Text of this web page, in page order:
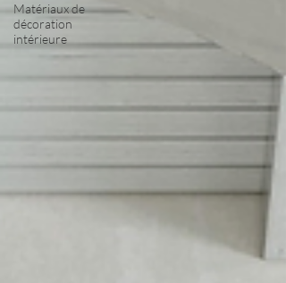
Matériaux de
décoration
intérieure